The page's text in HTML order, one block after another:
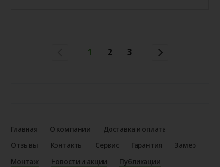
1 2 3
Главная О компании
Доставка и оплата
Отзывы
Контакты Сервис Гарантия
Замер
Монтаж
Новости и акции
Публикации